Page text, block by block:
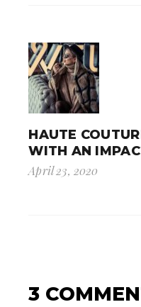
HAUTE
WITH AN
April 23, 2020
3